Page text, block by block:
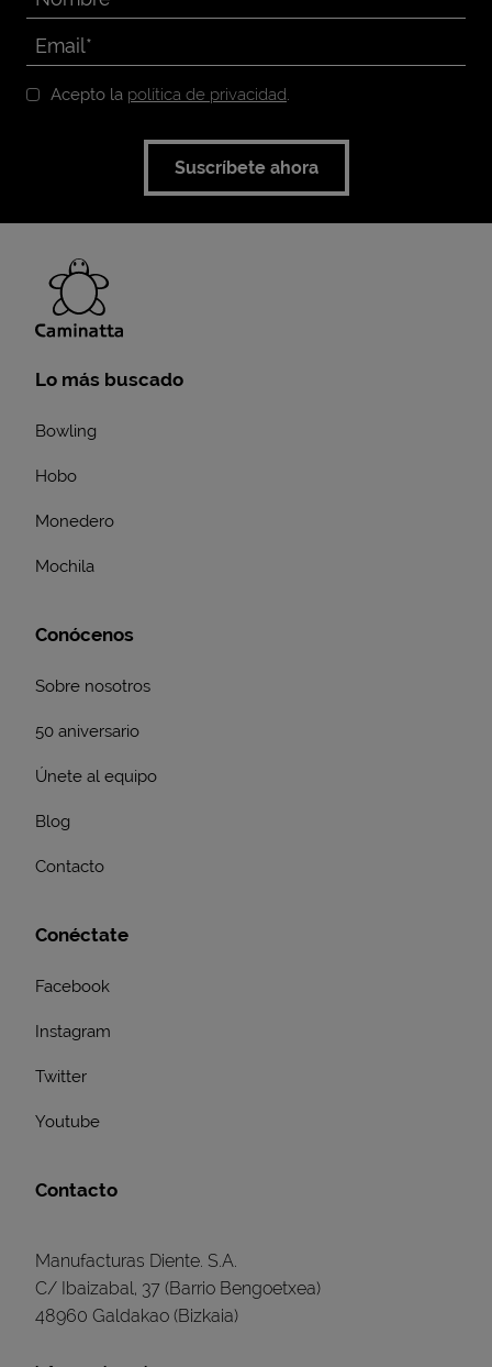
Acepto la política de privacidad.
Suscríbete ahora
Lo más buscado
Bowling
Hobo
Monedero
Mochila
Conócenos
Sobre nosotros
50 aniversario
Únete al equipo
Blog
Contacto
Conéctate
Facebook
Instagram
Twitter
Youtube
Contacto
Manufacturas Diente. S.A.
C/ Ibaizabal, 37 (Barrio Bengoetxea)
48960 Galdakao (Bizkaia)